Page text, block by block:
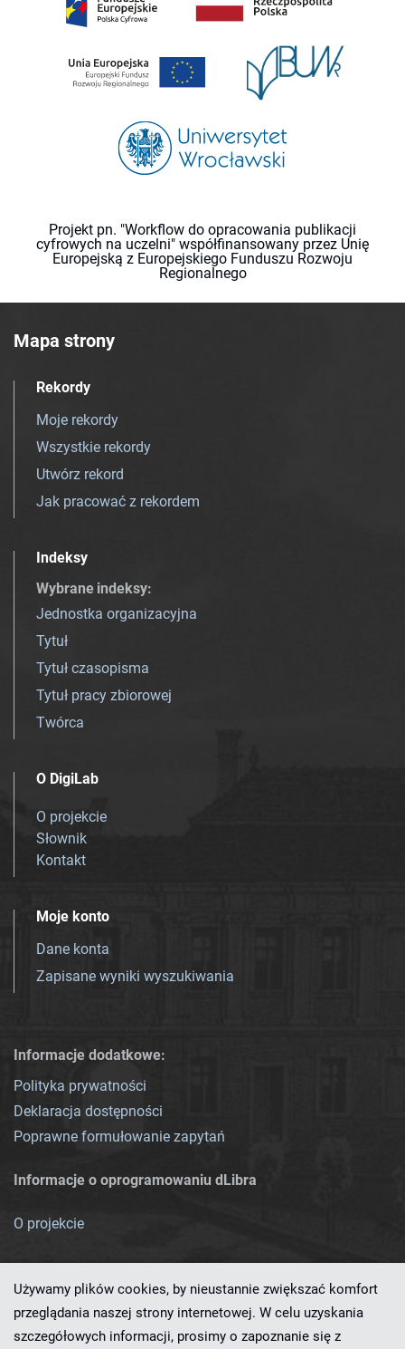
Projekt pn. "Workflow do opracowania publikacji
cyfrowych na uczelni" współfinansowany przez Unię
Europejską z Europejskiego Funduszu Rozwoju
Regionalnego
Mapa strony
Rekordy
Moje rekordy
Wszystkie rekordy
Utwórz rekord
Jak pracować z rekordem
Indeksy
Wybrane indeksy:
Jednostka organizacyjna
Tytuł
Tytuł czasopisma
Tytuł pracy zbiorowej
Twórca
O DigiLab
O projekcie
Słownik
Kontakt
Moje konto
Dane konta
Zapisane wyniki wyszukiwania
Informacje dodatkowe:
Polityka prywatności
Deklaracja dostępności
Poprawne formułowanie zapytań
Informacje o oprogramowaniu dLibra
O projekcie
Używamy plików cookies, by nieustannie zwiększać komfort
przeglądania naszej strony internetowej. W celu uzyskania
szczegółowych informacji, prosimy o zapoznanie się z